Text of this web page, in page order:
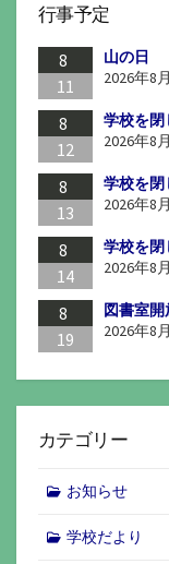
行事予定
8
11
山の日
2026年8
8
12
学校を閉
2026年8
8
13
学校を閉
2026年8
8
14
学校を閉
2026年8
8
19
図書室
2026年8
カテゴリー
お知らせ
学校だより